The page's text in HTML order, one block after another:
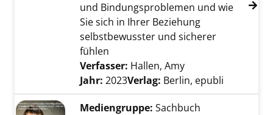
und Bindungsproblemen und wie
Sie sich in Ihrer Beziehung
selbstbewusster und sicherer
fühlen
Verfasser: Hallen, Amy
Jahr: 2023Verlag: Berlin, epubli
Mediengruppe: Sachbuch